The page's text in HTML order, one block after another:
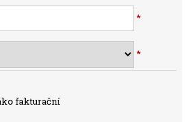
*
*
fakturační